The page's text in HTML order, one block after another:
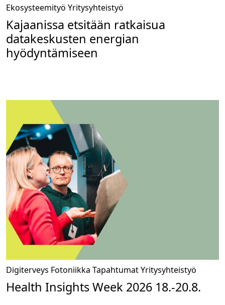
Ekosysteemityö Yritysyhteistyö
Kajaanissa etsitään ratkaisua
datakeskusten energian
hyödyntämiseen
Digiterveys Fotoniikka TapahtumatYritysyhteistyö
Health Insights Week 2026 18.-20.8.